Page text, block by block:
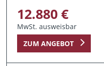
12.880 €
MwSt. ausweisbar
ZUM ANGEBOT